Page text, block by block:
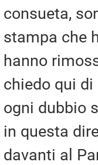
consueta,
stampa che
hanno
chiedo qui
ogni dubbio
in questa
davanti al